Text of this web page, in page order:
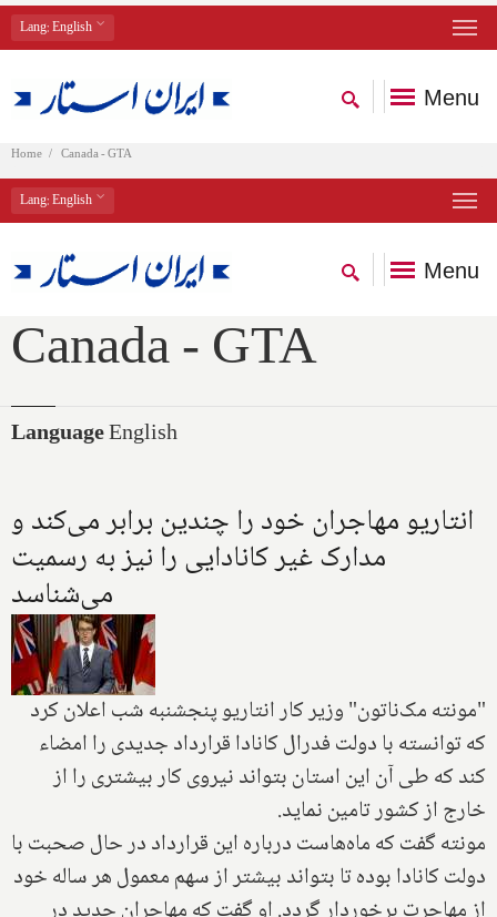
Lang: English
Menu
Home Canada - GTA
Lang: English
Menu
Canada - GTA
LanguageEnglish
انتاریو مهاجران خود را چندین برابر می‌کند و
مدارک غیر کانادایی را نیز به رسمیت
می‌شناسد
"مونته مک‌ناتون" وزیر کار انتاریو پنجشنبه شب اعلان کرد
که توانسته با دولت فدرال کانادا قرارداد جدیدی را امضاء
کند که طی آن این استان بتواند نیروی کار بیشتری را از
خارج از کشور تامین نماید.
مونته گفت که ماه‌هاست درباره این قرارداد در حال صحبت با
دولت کانادا بوده تا بتواند بیشتر از سهم معمول هر ساله خود